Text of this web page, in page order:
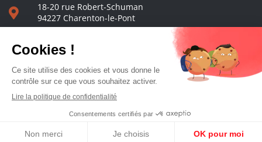
18-20 rue Robert-Schuman
94227 Charenton-le-Pont